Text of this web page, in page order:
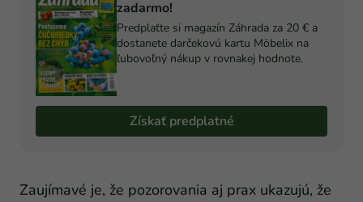
zadarmo!
Predplaťte si magazín Záhrada za 20 € a
dostanete darčekovú kartu Möbelix na
ľubovoľný nákup v rovnakej hodnote.
Získať predplatné
Zaujímavé je, že pozorovania aj prax ukazujú, že